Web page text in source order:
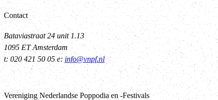
Contact
Bataviastraat 24 unit 1.13
1095 ET Amsterdam
t: 020 421 50 05 e:info@vnpf.nl
Vereniging Nederlandse Poppodia en -Festivals